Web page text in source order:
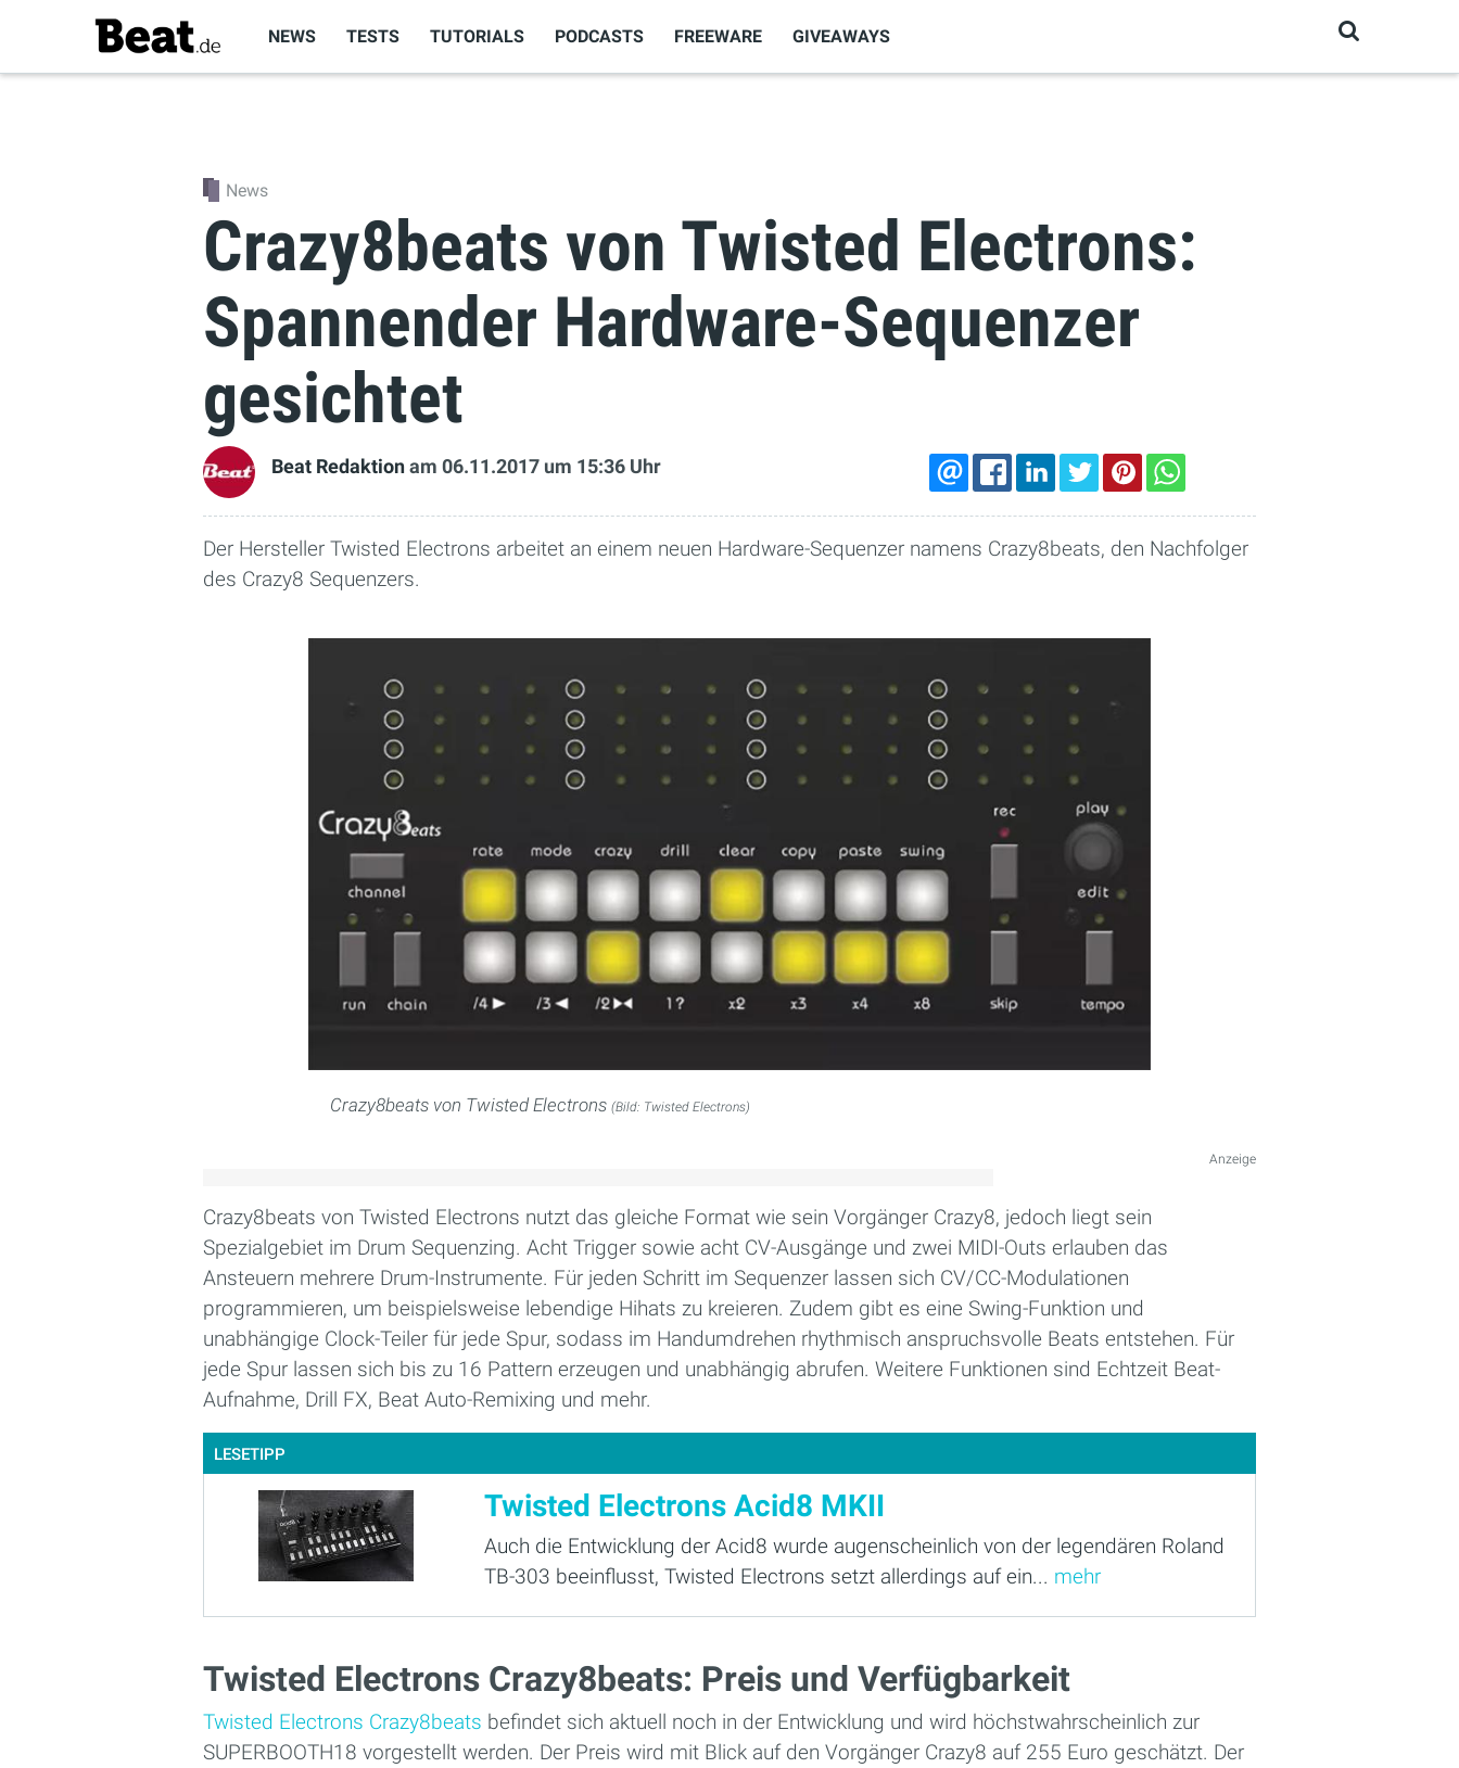
NEWS TESTS TUTORIALS PODCASTS FREEWARE GIVEAWAYS
News
Crazy8beats von Twisted Electrons:
Spannender Hardware-Sequenzer
gesichtet
Beat Redaktion am 06.11.2017 um 15:36 Uhr EMAIL FACEBOOKLINKEDINTWITTERPINTEREST
Der Hersteller Twisted Electrons arbeitet an einem neuen Hardware-Sequenzer namens Crazy8beats, den Nachfolger
des Crazy8 Sequenzers.
Crazy8beats von Twisted Electrons (Bild: Twisted Electrons)
Anzeige
Crazy8beats von Twisted Electrons nutzt das gleiche Format wie sein Vorgänger Crazy8, jedoch liegt sein
Spezialgebiet im Drum Sequenzing. Acht Trigger sowie acht CV-Ausgänge und zwei MIDI-Outs erlauben das
Ansteuern mehrere Drum-Instrumente. Für jeden Schritt im Sequenzer lassen sich CV/CC-Modulationen
programmieren, um beispielsweise lebendige Hihats zu kreieren. Zudem gibt es eine Swing-Funktion und
unabhängige Clock-Teiler für jede Spur, sodass im Handumdrehen rhythmisch anspruchsvolle Beats entstehen. Für
jede Spur lassen sich bis zu 16 Pattern erzeugen und unabhängig abrufen. Weitere Funktionen sind Echtzeit Beat-
Aufnahme, Drill FX, Beat Auto-Remixing und mehr.
LESETIPP
Twisted Electrons Acid8 MKII
Auch die Entwicklung der Acid8 wurde augenscheinlich von der legendären Roland
TB-303 beeinflusst, Twisted Electrons setzt allerdings auf ein... mehr
Twisted Electrons Crazy8beats: Preis und Verfügbarkeit
Twisted Electrons Crazy8beats befindet sich aktuell noch in der Entwicklung und wird höchstwahrscheinlich zur
SUPERBOOTH18 vorgestellt werden. Der Preis wird mit Blick auf den Vorgänger Crazy8 auf 255 Euro geschätzt. Der